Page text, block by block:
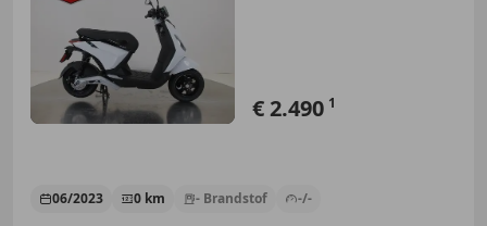
€ 2.490 1
06/2023 0 km - Brandstof -/-